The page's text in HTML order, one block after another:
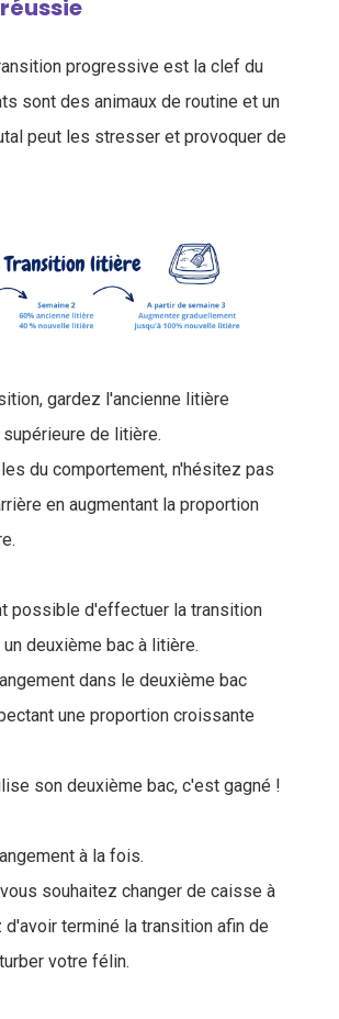
progressive est la clef du
sont des animaux de routine et un
peut les stresser et provoquer de
gardez l'ancienne litière
de litière.
du comportement, n'hésitez pas
en augmentant la proportion
possible d'effectuer la transition
deuxième bac à litière.
dans le deuxième bac
une proportion croissante
son deuxième bac, c'est gagné !
à la fois.
souhaitez changer de caisse à
terminé la transition afin de
votre félin.